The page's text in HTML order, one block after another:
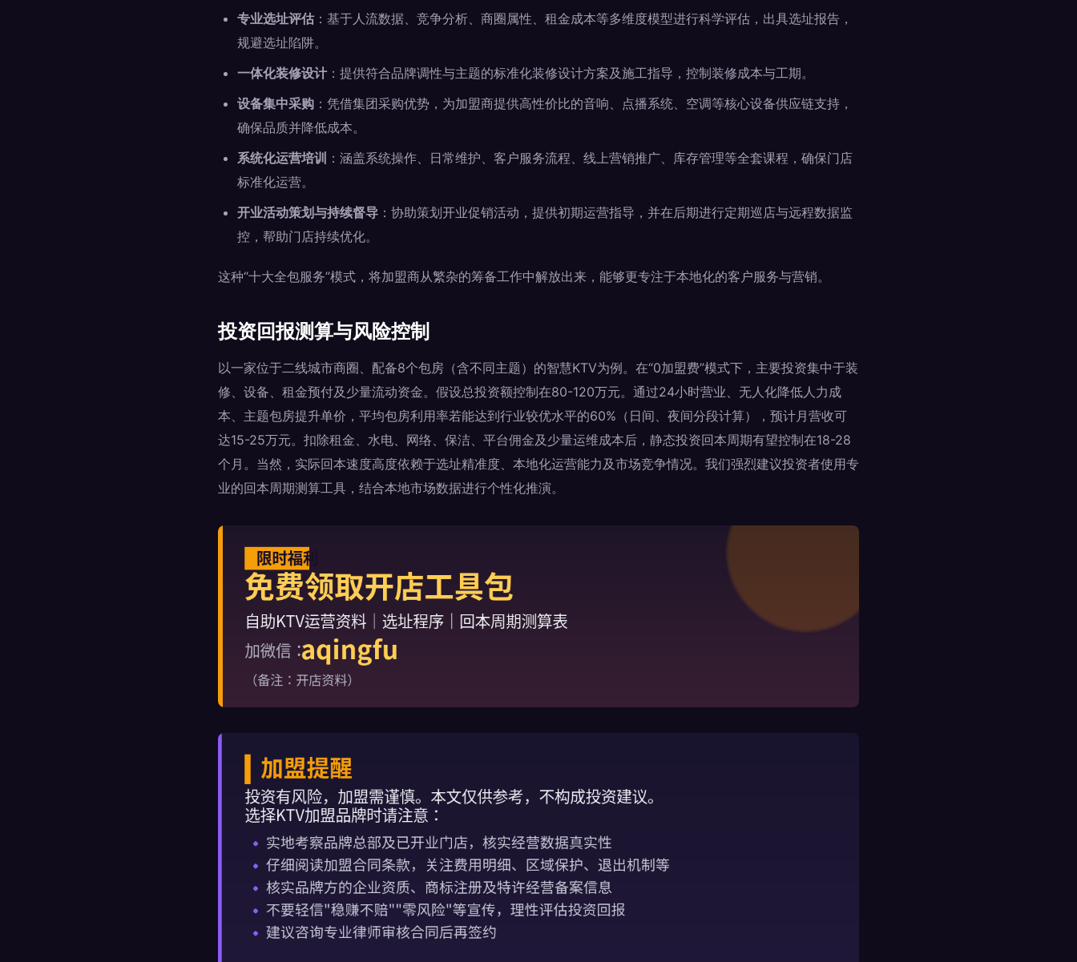
专业选址评估 ：基于人流数据、竞争分析、商圈属性、租金成本等多维度模型进行科学评估，出具选址报告，
规避选址陷阱。
一体化装修设计 ：提供符合品牌调性与主题的标准化装修设计方案及施工指导，控制装修成本与工期。
设备集中采购 ：凭借集团采购优势，为加盟商提供高性价比的音响、点播系统、空调等核心设备供应链支持，
确保品质并降低成本。
系统化运营培训 ：涵盖系统操作、日常维护、客户服务流程、线上营销推广、库存管理等全套课程，确保门店
标准化运营。
开业活动策划与持续督导 ：协助策划开业促销活动，提供初期运营指导，并在后期进行定期巡店与远程数据监
控，帮助门店持续优化。
这种“十大全包服务”模式，将加盟商从繁杂的筹备工作中解放出来，能够更专注于本地化的客户服务与营销。
投资回报测算与风险控制
以一家位于二线城市商圈、配备8个包房（含不同主题）的智慧KTV为例。在“0加盟费”模式下，主要投资集中于装
修、设备、租金预付及少量流动资金。假设总投资额控制在80-120万元。通过24小时营业、无人化降低人力成
本、主题包房提升单价，平均包房利用率若能达到行业较优水平的60%（日间、夜间分段计算），预计月营收可
达15-25万元。扣除租金、水电、网络、保洁、平台佣金及少量运维成本后，静态投资回本周期有望控制在18-28
个月。当然，实际回本速度高度依赖于选址精准度、本地化运营能力及市场竞争情况。我们强烈建议投资者使用专
业的回本周期测算工具，结合本地市场数据进行个性化推演。